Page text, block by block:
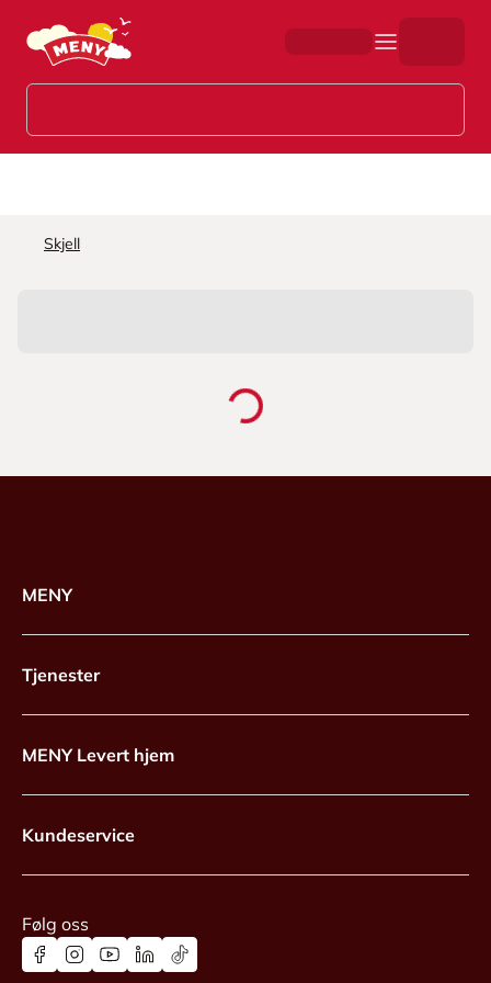
Hopp til hovedinnhold
Skjell
MENY
Tjenester
MENY Levert hjem
Kundeservice
Følg oss